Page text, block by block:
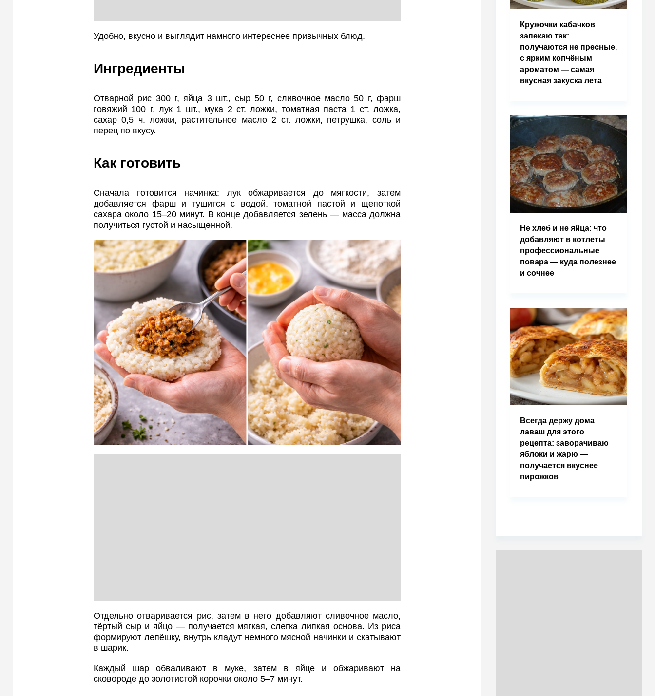
Удобно, вкусно и выглядит намного интереснее привычных блюд.
Ингредиенты
Отварной рис 300 г, яйца 3 шт., сыр 50 г, сливочное масло 50 г, фарш
говяжий 100 г, лук 1 шт., мука 2 ст. ложки, томатная паста 1 ст. ложка,
сахар 0,5 ч. ложки, растительное масло 2 ст. ложки, петрушка, соль и
перец по вкусу.
Как готовить
Сначала готовится начинка: лук обжаривается до мягкости, затем
добавляется фарш и тушится с водой, томатной пастой и щепоткой
сахара около 15–20 минут. В конце добавляется зелень — масса должна
получиться густой и насыщенной.
Отдельно отваривается рис, затем в него добавляют сливочное масло,
тёртый сыр и яйцо — получается мягкая, слегка липкая основа. Из риса
формируют лепёшку, внутрь кладут немного мясной начинки и скатывают
в шарик.
Каждый шар обваливают в муке, затем в яйце и обжаривают на
сковороде до золотистой корочки около 5–7 минут.
Кружочки кабачков
запекаю так:
получаются не пресные,
с ярким копчёным
ароматом — самая
вкусная закуска лета
Не хлеб и не яйца: что
добавляют в котлеты
профессиональные
повара — куда полезнее
и сочнее
Всегда держу дома
лаваш для этого
рецепта: заворачиваю
яблоки и жарю —
получается вкуснее
пирожков